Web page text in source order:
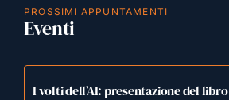
PROSSIMI APPUNTAMENTI
Eventi
I volti dell’AI: presentazione del libro